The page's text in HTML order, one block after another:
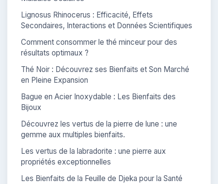
Lignosus Rhinocerus : Efficacité, Effets
Secondaires, Interactions et Données Scientifiques
Comment consommer le thé minceur pour des
résultats optimaux ?
Thé Noir : Découvrez ses Bienfaits et Son Marché
en Pleine Expansion
Bague en Acier Inoxydable : Les Bienfaits des
Bijoux
Découvrez les vertus de la pierre de lune : une
gemme aux multiples bienfaits.
Les vertus de la labradorite : une pierre aux
propriétés exceptionnelles
Les Bienfaits de la Feuille de Djeka pour la Santé